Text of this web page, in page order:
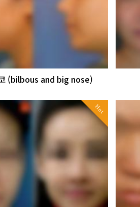
(bilbous and big nose)
Hot